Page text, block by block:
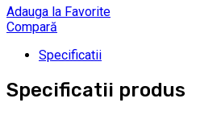
Adauga la Favorite
Compară
Specificatii
Specificatii produs